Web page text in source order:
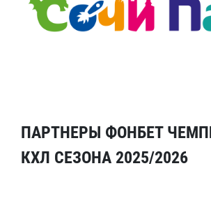
ПАРТНЕРЫ ФОНБЕТ
КХЛ СЕЗОНА 2025/2026